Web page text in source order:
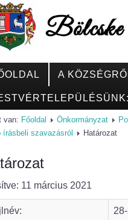
A
van: Főoldal Önkormányzat
írásbeli szavazásról
Határozat
11 március 2021